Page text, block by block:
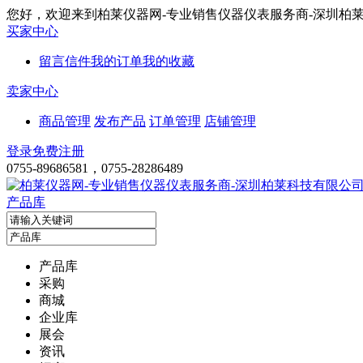
您好，欢迎来到柏莱仪器网-专业销售仪器仪表服务商-深圳柏
买家中心
留言信件我的订单我的收藏
卖家中心
商品管理 发布产品 订单管理 店铺管理
登录免费注册
0755-89686581，0755-28286489
产品库
产品库
采购
商城
企业库
展会
资讯